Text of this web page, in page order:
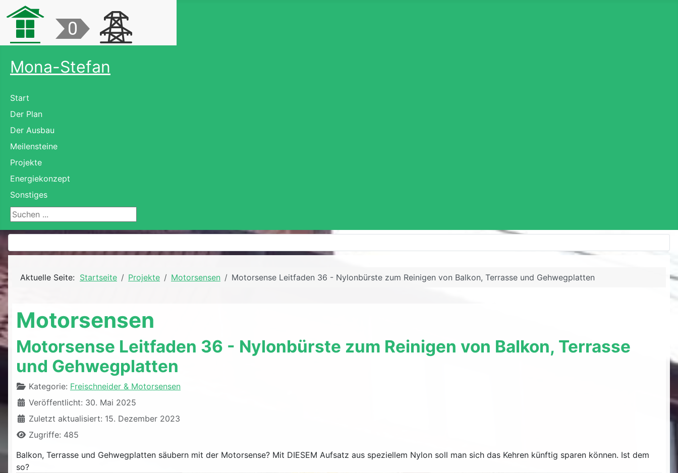
Mona-Stefan
Start
Der Plan
Der Ausbau
Meilensteine
Projekte
Energiekonzept
Sonstiges
Suchen ...
Aktuelle Seite: Startseite Projekte Motorsensen Motorsense Leitfaden 36 - Nylonbürste zum Reinigen von Balkon, Terrasse und Gehwegplatten
Motorsensen
Motorsense Leitfaden 36 - Nylonbürste zum Reinigen von Balkon, Terrasse
und Gehwegplatten
DetailsKategorie: Freischneider & Motorsensen
Veröffentlicht: 30. Mai 2025
Zuletzt aktualisiert: 15. Dezember 2023
Zugriffe: 485
Balkon, Terrasse und Gehwegplatten säubern mit der Motorsense? Mit DIESEM Aufsatz aus speziellem Nylon soll man sich das Kehren künftig sparen können. Ist dem
so?